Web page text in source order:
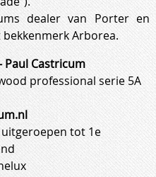
dealer van Porter en
Arborea.
Paul Castricum
professional serie 5A
tot 1e